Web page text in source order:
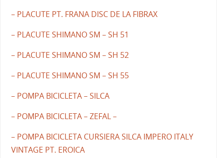
– PLACUTE PT. FRANA DISC DE LA FIBRAX
– PLACUTE SHIMANO SM – SH 51
– PLACUTE SHIMANO SM – SH 52
– PLACUTE SHIMANO SM – SH 55
– POMPA BICICLETA – SILCA
– POMPA BICICLETA – ZEFAL –
– POMPA BICICLETA CURSIERA SILCA IMPERO ITALY
VINTAGE PT. EROICA